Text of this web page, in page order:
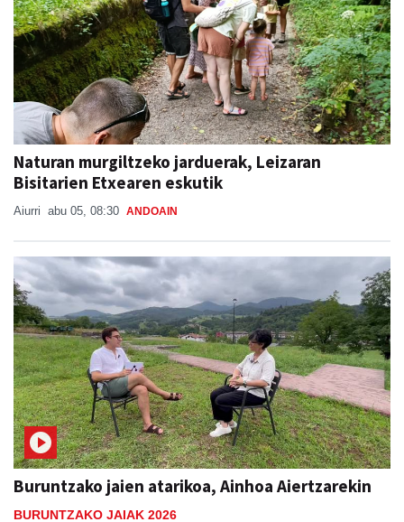
Naturan murgiltzeko jarduerak, Leizaran
Bisitarien Etxearen eskutik
Aiurri abu 05, 08:30 ANDOAIN
Buruntzako jaien atarikoa, Ainhoa Aiertzarekin
BURUNTZAKO JAIAK 2026